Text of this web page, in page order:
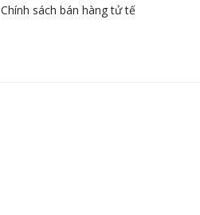
Chính sách bán hàng tử tế